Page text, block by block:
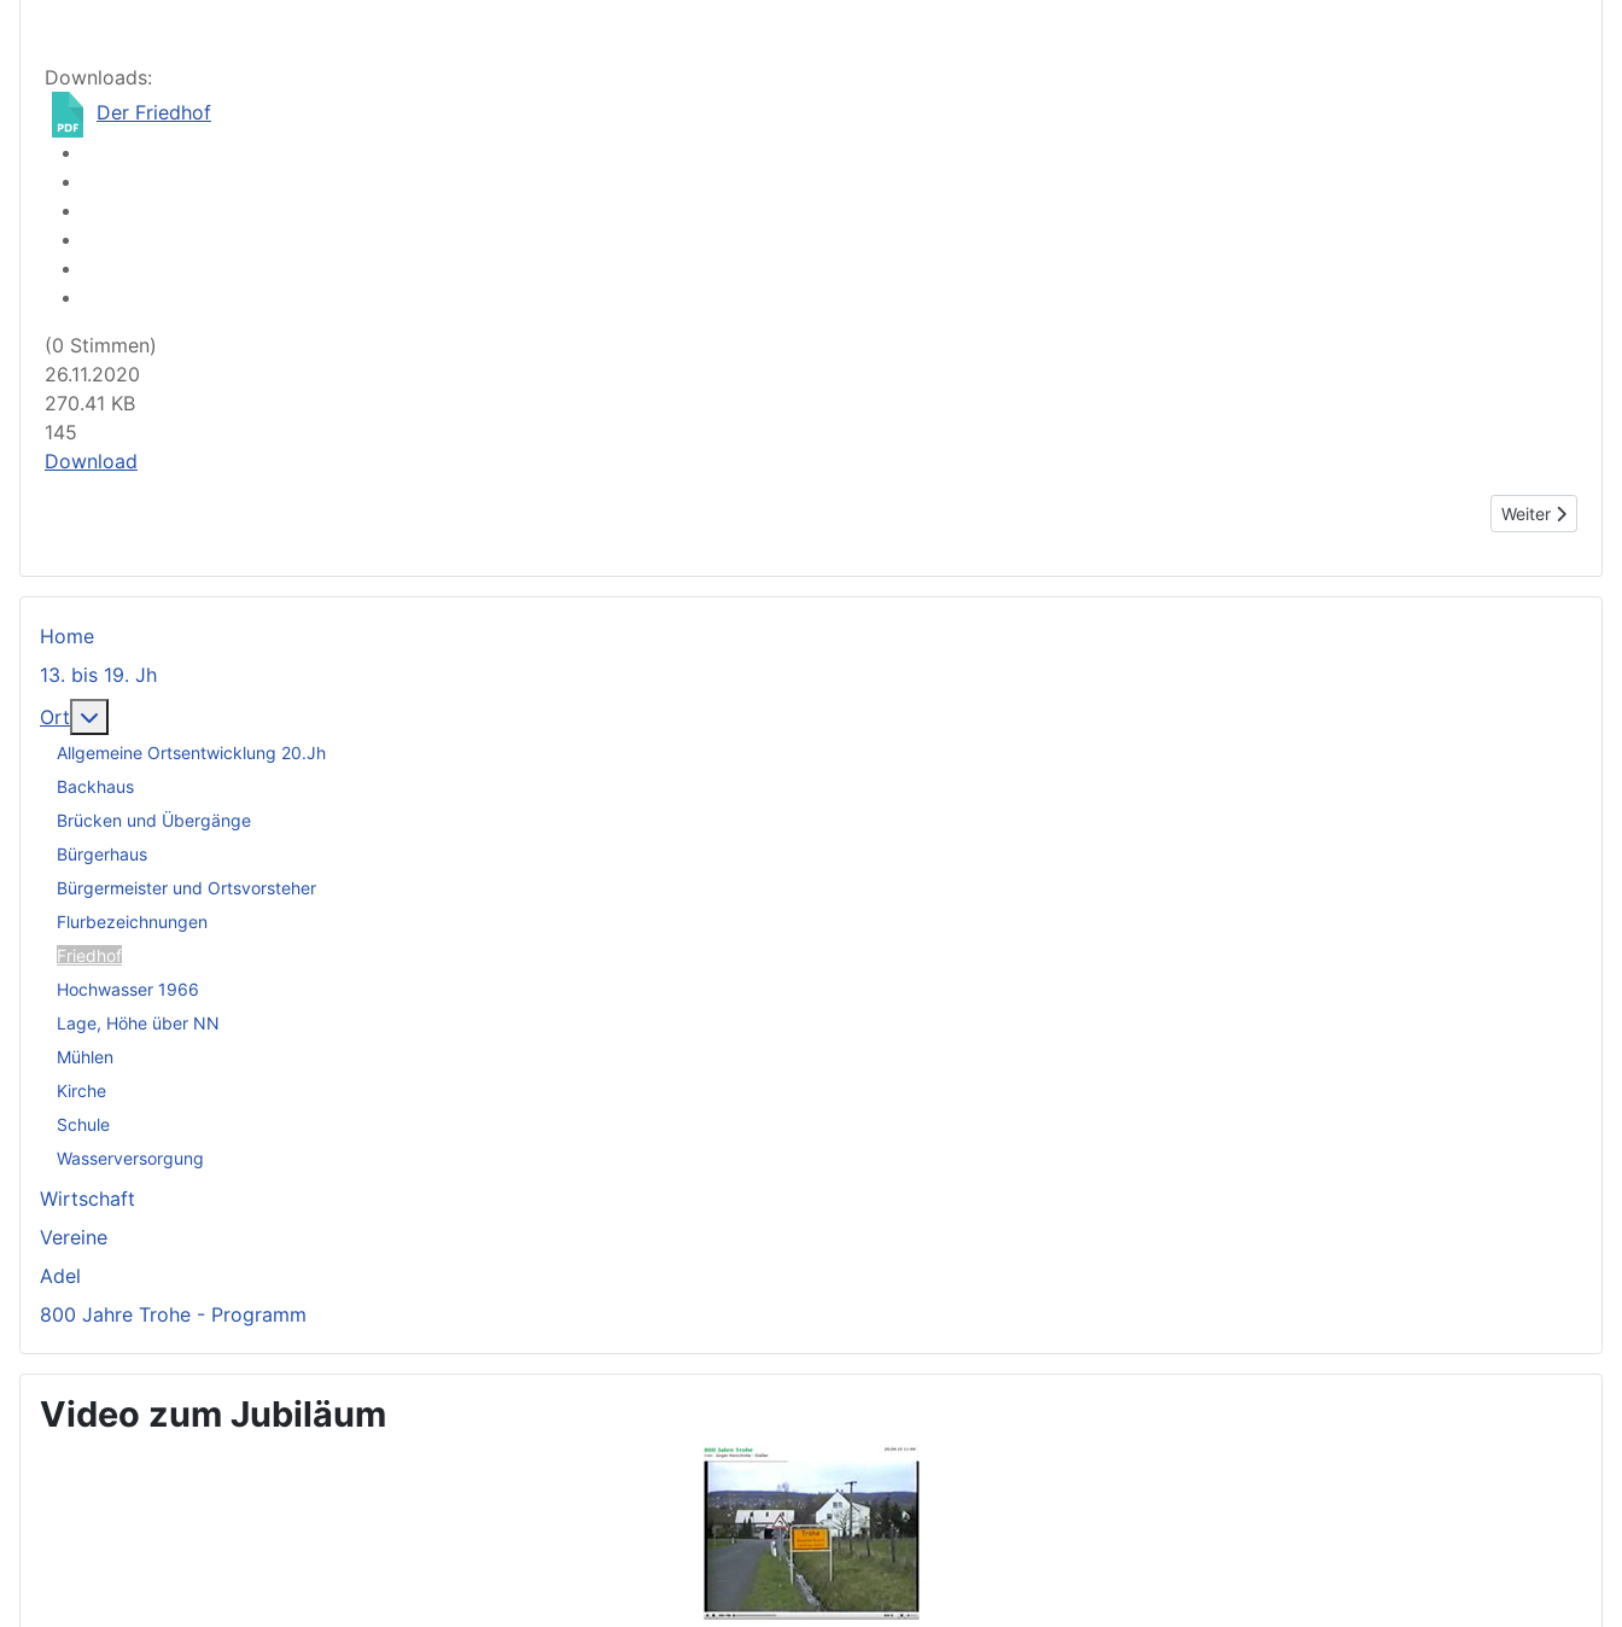
Home
13. bis 19. Jh
Ort
Allgemeine Ortsentwicklung 20.Jh
Backhaus
Brücken und Übergänge
Bürgerhaus
Bürgermeister und Ortsvorsteher
Flurbezeichnungen
Friedhof
Hochwasser 1966
Lage, Höhe über NN
Mühlen
Kirche
Schule
Wasserversorgung
Wirtschaft
Vereine
Adel
800 Jahre Trohe - Programm
Video zum Jubiläum
Downloads:
Der Friedhof
(0 Stimmen)
26.11.2020
270.41 KB
145
Download
Nächster
Weiter